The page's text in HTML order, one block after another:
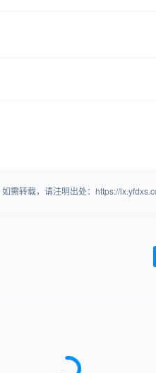
需转载，请注明出处：https://